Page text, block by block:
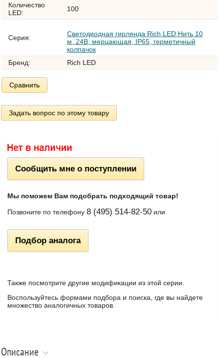
Количество
LED:
100
Серия:
Светодиодная гирлянда Rich LED Нить 10
м, 24В, мерцающая, IP65, герметичный
колпачок
Бренд:
Rich LED
Сравнить
Задать вопрос по этому товару
Сообщить мне о поступлении
Мы поможем Вам подобрать подходящий товар!
Позвоните по телефону 8 (495) 514-82-50 или
Подбор аналога
Также посмотрите другие модификации из этой серии.
Воспользуйтесь формами подбора и поиска, где вы найдете
множество аналогичных товаров.
Описание